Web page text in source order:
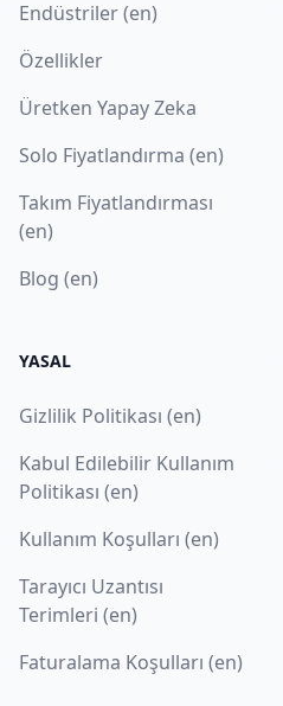
Endüstriler (en)
Özellikler
Üretken Yapay Zeka
Solo Fiyatlandırma (en)
Takım Fiyatlandırması
(en)
Blog (en)
YASAL
Gizlilik Politikası (en)
Kabul Edilebilir Kullanım
Politikası (en)
Kullanım Koşulları (en)
Tarayıcı Uzantısı
Terimleri (en)
Faturalama Koşulları (en)